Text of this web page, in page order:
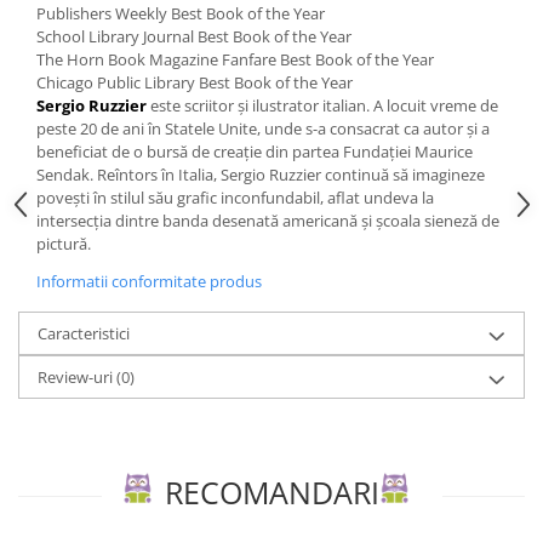
Editura Usborne
Editura Vellant
Editura Verba
Publishers Weekly Best Book of the Year
School Library Journal Best Book of the Year
The Horn Book Magazine Fanfare Best Book of the Year
Chicago Public Library Best Book of the Year
Sergio Ruzziereste scriitor și ilustrator italian. A locuit vreme de
peste 20 de ani în Statele Unite, unde s-a consacrat ca autor și a
beneficiat de o bursă de creație din partea Fundației Maurice
Sendak. Reîntors în Italia, Sergio Ruzzier continuă să imagineze
povești în stilul său grafic inconfundabil, aflat undeva la
intersecția dintre banda desenată americană și școala sieneză de
pictură.
Informatii conformitate produs
Caracteristici
Review-uri(0)
RECOMANDARI